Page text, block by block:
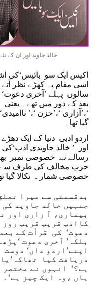
خالد جاوید اور ان کے
اسی مقام پہ کھڑے نظر
سالوں پہلے ’آخری
بعد کے دور میں تھے۔
‘،’آزاری ‘،’حزن ‘،’
گیا تھا۔
اردو ادبی دنیا کے ایک
اور ’ خالد جاویدی
رسالے نے خصوصی نمبر
حزب مخالف کی طرف سے
خصوصی شمار ہ نکالا گیا
بدقسمتی سے میرا
جنہیں خالد جاوید کی
بیماری، آ زاری اور
کاادب قریب قریب روز
دعوت‘ کی قرأت کے
بلکہ’ آخری دعوت
اپنے’اردو داں‘
دریافت کیا
ہے؟‘ انہوں نے
ہاں ،وہ ایک چیز ہے‘۔